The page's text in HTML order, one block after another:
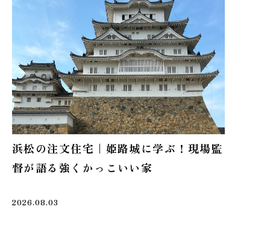
家づくりレポート
浜松で建てる注文住宅｜木漏れ日と風を
感じる庭と建物の間取り計画